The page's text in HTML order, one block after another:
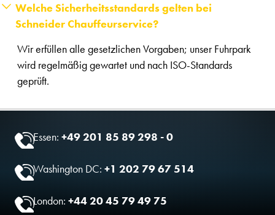
Welche Sicherheitsstandards gelten bei
Schneider Chauffeurservice?
Wir erfüllen alle gesetzlichen Vorgaben; unser Fuhrpark
wird regelmäßig gewartet und nach ISO-Standards
geprüft.
Essen:+49 201 85 89 298 - 0
Washington DC:+1 202 79 67 514
London:+44 20 45 79 49 75